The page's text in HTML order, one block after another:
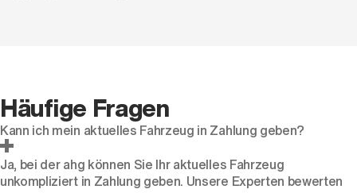
Häufige Fragen
Kann ich mein aktuelles Fahrzeug in Zahlung geben?
Ja, bei der ahg können Sie Ihr aktuelles Fahrzeug
unkompliziert in Zahlung geben. Unsere Experten bewerten